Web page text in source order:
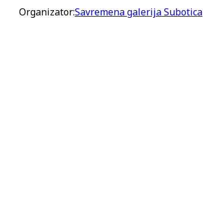
Organizator:Savremena galerija Subotica